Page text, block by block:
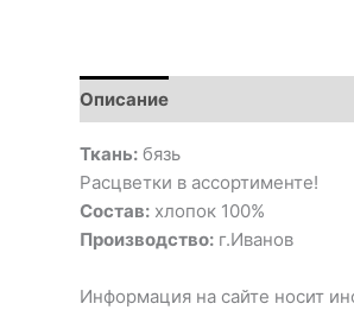
Описание
Ткань: бязь
Расцветки в ассортименте!
Состав: хлопок 100%
Производство: г.Иванов
Информация на сайте носит